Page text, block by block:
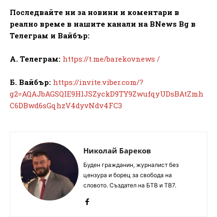
Последвайте ни за новини и коментари в
реално време в нашите канали на BNews Bg в
Телеграм и Вайбър:
А. Телеграм: https://t.me/barekovnews /
Б. Вайбър: https://invite.viber.com/?
g2=AQAJbAGSQIE9HlJSZyckD9TY9ZwufqyUDsBAtZmh
C6DBwd6sGqhzV4dyvNdv4FC3
Николай Бареков
Буден гражданин, журналист без
цензура и борец за свобода на
словото. Създател на БТВ и ТВ7.